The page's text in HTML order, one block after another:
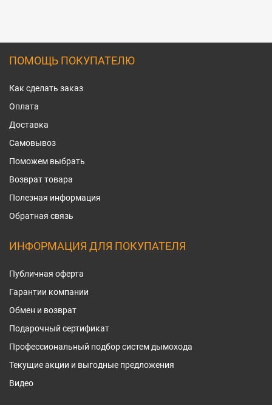
ПОМОЩЬ ПОКУПАТЕЛЮ
Как сделать заказ
Оплата
Доставка
Самовывоз
Поможем выбрать
Возврат товара
Полезная информация
Обратная связь
ИНФОРМАЦИЯ ДЛЯ ПОКУПАТЕЛЯ
Публичная оферта
Гарантии компании
Обмен и возврат
Подарочный сертификат
Профессиональный подбор систем дымохода
Текущие акции и выгодные предложения
Видео